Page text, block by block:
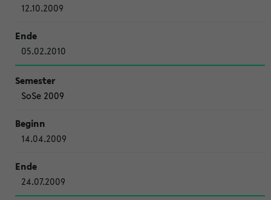
12.10.2009
05.02.2010
SoSe 2009
14.04.2009
24.07.2009